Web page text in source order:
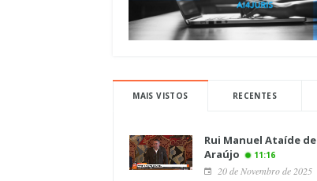
MAIS VISTOS RECENTES
Rui Manuel Ataíde de
Araújo
11:16
20 de Novembro de 2025